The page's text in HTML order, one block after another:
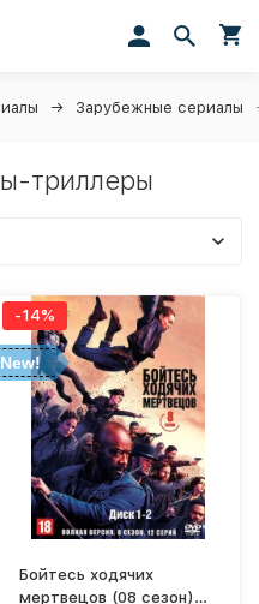
Зарубежные сериалы
триллеры
New!
-14%
Бойтесь ходячих
мертвецов (08 сезон)